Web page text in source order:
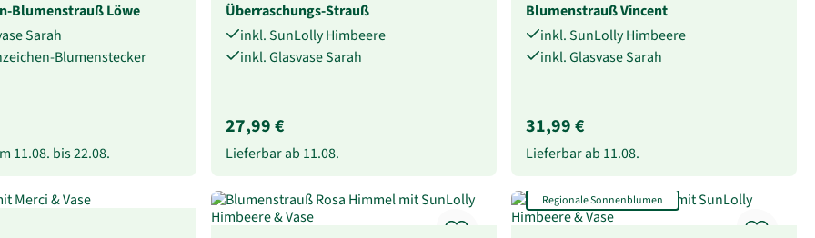
Blumenstrauß Löwe
Sarah
Blumenstecker
11.08. bis22.08.
Überraschungs-Strauß
inkl. SunLolly Himbeere
inkl. Glasvase Sarah
27,99 €
Lieferbar ab 11.08.
Blumenstrauß Vincent
inkl. SunLolly Himbeere
inkl. Glasvase Sarah
31,99 €
Lieferbar ab 11.08.
Regionale Sonnenblumen